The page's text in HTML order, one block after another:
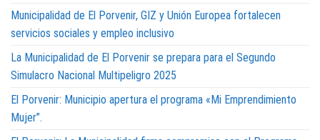
Municipalidad de El Porvenir, GIZ y Unión Europea fortalecen
servicios sociales y empleo inclusivo
La Municipalidad de El Porvenir se prepara para el Segundo
Simulacro Nacional Multipeligro 2025
El Porvenir: Municipio apertura el programa «Mi Emprendimiento
Mujer”.